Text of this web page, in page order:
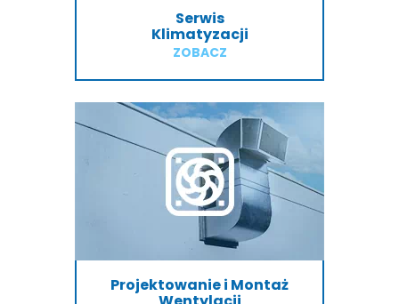
Serwis
Klimatyzacji
ZOBACZ
Projektowanie i Montaż